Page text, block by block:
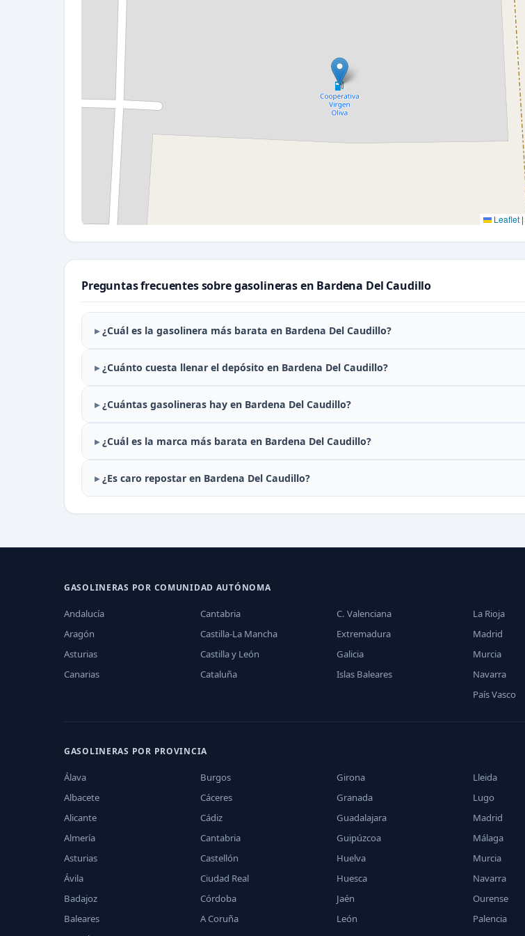
Leaflet |
Preguntas frecuentes sobre gasolineras en Bardena Del Caudillo
¿Cuál es la gasolinera más barata en Bardena Del Caudillo?
¿Cuánto cuesta llenar el depósito en Bardena Del Caudillo?
¿Cuántas gasolineras hay en Bardena Del Caudillo?
¿Cuál es la marca más barata en Bardena Del Caudillo?
¿Es caro repostar en Bardena Del Caudillo?
GASOLINERAS POR COMUNIDAD AUTÓNOMA
Andalucía
Aragón
Asturias
Canarias
Cantabria
Castilla-La Mancha
Castilla y León
Cataluña
C. Valenciana
Extremadura
Galicia
Islas Baleares
La Rioja
Madrid
Murcia
Navarra
País Vasco
GASOLINERAS POR PROVINCIA
Álava
Albacete
Alicante
Almería
Asturias
Ávila
Badajoz
Baleares
Burgos
Cáceres
Cádiz
Cantabria
Castellón
Ciudad Real
Córdoba
A Coruña
Girona
Granada
Guadalajara
Guipúzcoa
Huelva
Huesca
Jaén
León
Lleida
Lugo
Madrid
Málaga
Murcia
Navarra
Ourense
Palencia